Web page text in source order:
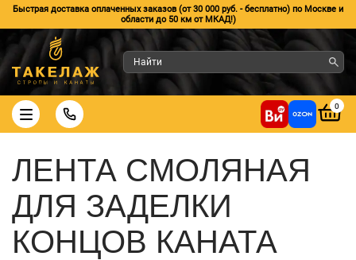
Быстрая доставка оплаченных заказов (от 30 000 руб. - бесплатно) по Москве и
области до 50 км от МКАД!)
0
ЛЕНТА СМОЛЯНАЯ
ДЛЯ ЗАДЕЛКИ
КОНЦОВ КАНАТА